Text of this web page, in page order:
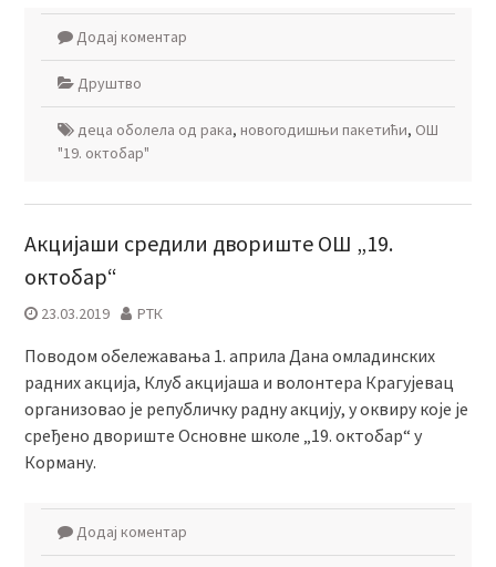
Додај коментар
Друштво
деца оболела од рака, новогодишњи пакетићи, ОШ
"19. октобар"
Акцијаши средили двориште ОШ „19.
октобар“
23.03.2019 РТК
Поводом обележавања 1. априла Дана омладинских
радних акција, Клуб акцијаша и волонтера Крагујевац
организовао је републичку радну акцију, у оквиру које је
сређено двориште Основне школе „19. октобар“ у
Корману.
Додај коментар